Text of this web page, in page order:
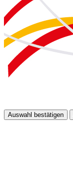
Auswahl bestätigen